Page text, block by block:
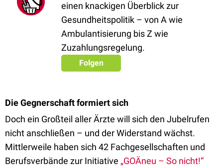
einen knackigen Überblick zur
Gesundheitspolitik – von A wie
Ambulantisierung bis Z wie
Zuzahlungsregelung.
Folgen
Die Gegnerschaft formiert sich
Doch ein Großteil aller Ärzte will sich den Jubelrufen
nicht anschließen – und der Widerstand wächst.
Mittlerweile haben sich 42 Fachgesellschaften und
Berufsverbände zur Initiative „GOÄneu – So nicht!“